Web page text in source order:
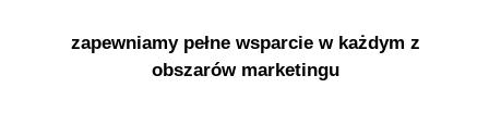
zapewniamy pełne wsparcie w każdym z
obszarów marketingu